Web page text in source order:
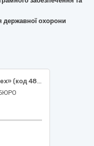
державної охорони
Програмна продукція «Cisco Webex» (код 48210000-3 національного класифікатора України ДК 021:2015 «Єдиний закупівельний словник»)